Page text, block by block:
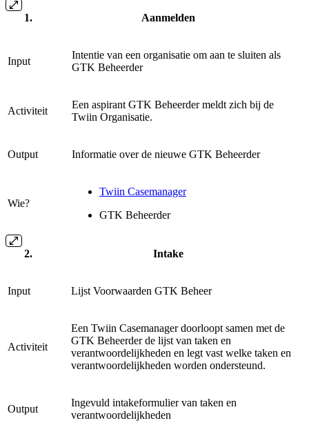
Aanmelden
Input
Intentie van een organisatie om aan te sluiten als
GTK Beheerder
Activiteit
Een aspirant GTK Beheerder meldt zich bij de
Twiin Organisatie.
Output Informatie over de nieuwe GTK Beheerder
Wie?
Twiin Casemanager
GTK Beheerder
Intake
Input Lijst Voorwaarden GTK Beheer
Activiteit
Een Twiin Casemanager doorloopt samen met de
GTK Beheerder de lijst van taken en
verantwoordelijkheden en legt vast welke taken en
verantwoordelijkheden worden ondersteund.
Output
Ingevuld intakeformulier van taken en
verantwoordelijkheden